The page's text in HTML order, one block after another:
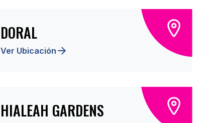
DORAL
Ver Ubicación
HIALEAH GARDENS